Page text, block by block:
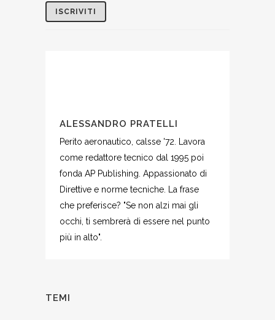
ALESSANDRO PRATELLI
Perito aeronautico, calsse '72. Lavora
come redattore tecnico dal 1995 poi
fonda AP Publishing. Appassionato di
Direttive e norme tecniche. La frase
che preferisce? "Se non alzi mai gli
occhi, ti sembrerà di essere nel punto
più in alto".
TEMI